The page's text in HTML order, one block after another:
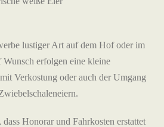
lustiger Art auf dem Hof oder im
erfolgen eine kleine
Verkostung oder auch der Umgang
Honorar und Fahrkosten erstattet